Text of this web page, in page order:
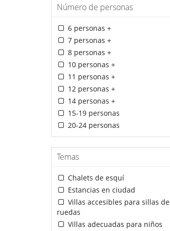
Número de personas
6 personas +
7 personas +
8 personas +
10 personas +
11 personas +
12 personas +
14 personas +
15-19 personas
20-24 personas
Temas
Chalets de esquí
Estancias en ciudad
Villas accesibles para sillas de
ruedas
Villas adecuadas para niños